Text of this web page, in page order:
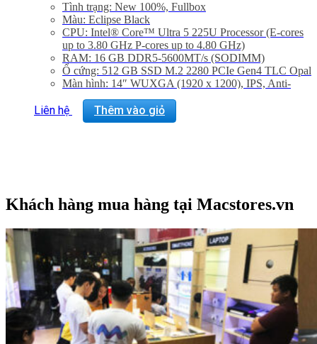
Tình trạng: New 100%, Fullbox
Màu: Eclipse Black
CPU: Intel® Core™ Ultra 5 225U Processor (E-cores
up to 3.80 GHz P-cores up to 4.80 GHz)
RAM: 16 GB DDR5-5600MT/s (SODIMM)
Ổ cứng: 512 GB SSD M.2 2280 PCIe Gen4 TLC Opal
Màn hình: 14″ WUXGA (1920 x 1200), IPS, Anti-
DBEF5
Graphic Card: Integrated Intel® Graphics
Liên hệ Thêm vào giỏ
Khách hàng mua hàng tại Macstores.vn